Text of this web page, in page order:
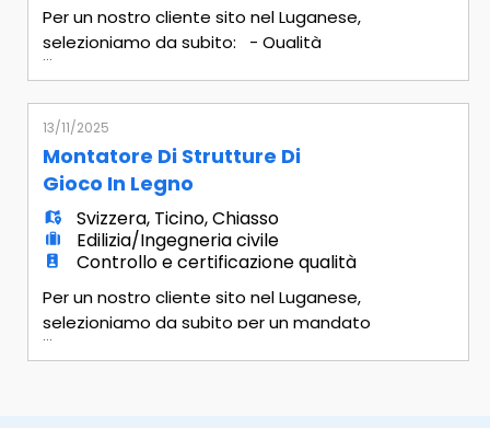
Per un nostro cliente sito nel Luganese,
selezioniamo da subito: - Qualità
Control Manager Mansionario ·
Formazione: Deve guidare il team del
laboratorio QC, assicurando una
formazione continua e la corretta
applicazione delle procedure operative
(SOP). · Approvazione e Controllo: Ha
l'autorità d
...
13/11/2025
Montatore Di Strutture Di
Gioco In Legno
Svizzera, Ticino,Chiasso
Edilizia/Ingegneria civile
Controllo e certificazione qualità
Per un nostro cliente sito nel Luganese,
selezioniamo da subito per un mandato
temporaneo Mansionario - Installazione
...